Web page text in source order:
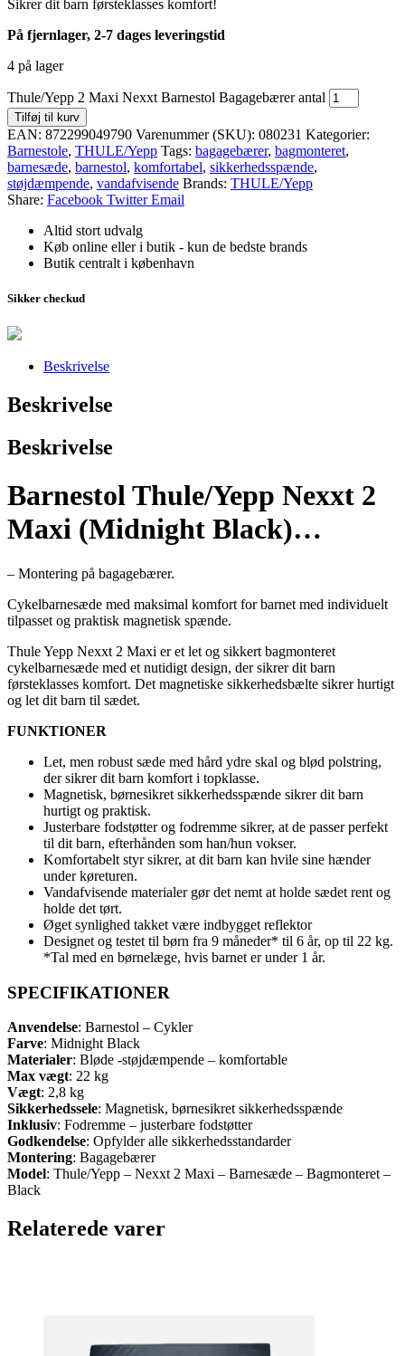
Sikrer dit barn førsteklasses komfort!
På fjernlager, 2-7 dages leveringstid
4 på lager
Thule/Yepp 2 Maxi Nexxt Barnestol Bagagebærer antal
Tilføj til kurv
EAN: 872299049790 Varenummer (SKU): 080231 Kategorier:
Barnestole, THULE/Yepp Tags: bagagebærer, bagmonteret,
barnesæde, barnestol, komfortabel, sikkerhedsspænde,
støjdæmpende, vandafvisende Brands: THULE/Yepp
Share: Facebook Twitter Email
Altid stort udvalg
Køb online eller i butik - kun de bedste brands
Butik centralt i københavn
Sikker checkud
Beskrivelse
Beskrivelse
Beskrivelse
Barnestol Thule/Yepp Nexxt 2
Maxi (Midnight Black)…
– Montering på bagagebærer.
Cykelbarnesæde med maksimal komfort for barnet med individuelt
tilpasset og praktisk magnetisk spænde.
Thule Yepp Nexxt 2 Maxi er et let og sikkert bagmonteret
cykelbarnesæde med et nutidigt design, der sikrer dit barn
førsteklasses komfort. Det magnetiske sikkerhedsbælte sikrer hurtigt
og let dit barn til sædet.
FUNKTIONER
Let, men robust sæde med hård ydre skal og blød polstring,
der sikrer dit barn komfort i topklasse.
Magnetisk, børnesikret sikkerhedsspænde sikrer dit barn
hurtigt og praktisk.
Justerbare fodstøtter og fodremme sikrer, at de passer perfekt
til dit barn, efterhånden som han/hun vokser.
Komfortabelt styr sikrer, at dit barn kan hvile sine hænder
under køreturen.
Vandafvisende materialer gør det nemt at holde sædet rent og
holde det tørt.
Øget synlighed takket være indbygget reflektor
Designet og testet til børn fra 9 måneder* til 6 år, op til 22 kg.
*Tal med en børnelæge, hvis barnet er under 1 år.
SPECIFIKATIONER
Anvendelse: Barnestol – Cykler
Farve: Midnight Black
Materialer: Bløde -støjdæmpende – komfortable
Max vægt: 22 kg
Vægt: 2,8 kg
Sikkerhedssele: Magnetisk, børnesikret sikkerhedsspænde
Inklusiv: Fodremme – justerbare fodstøtter
Godkendelse: Opfylder alle sikkerhedsstandarder
Montering: Bagagebærer
Model: Thule/Yepp – Nexxt 2 Maxi – Barnesæde – Bagmonteret –
Black
Relaterede varer